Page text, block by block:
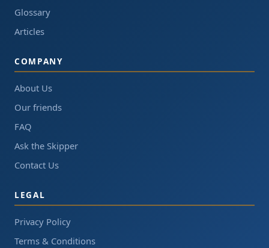
Glossary
Articles
COMPANY
About Us
Our friends
FAQ
Ask the Skipper
Contact Us
LEGAL
Privacy Policy
Terms & Conditions